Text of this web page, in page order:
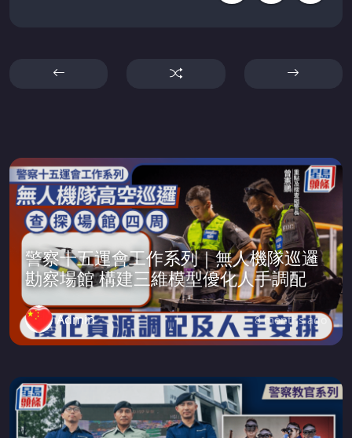
警察十五運會工作系列｜無人機隊巡邏
勘察場館 構建三維模型優化人手調配
Admin 8 months ago